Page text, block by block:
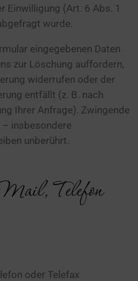
Einwilligung (Art. 6 Abs. 1
wurde.
eingegebenen Daten
zur Löschung auffordern,
widerrufen oder der
entfällt (z. B. nach
Ihrer Anfrage). Zwingende
insbesondere
unberührt.
Telefon
oder Telefax